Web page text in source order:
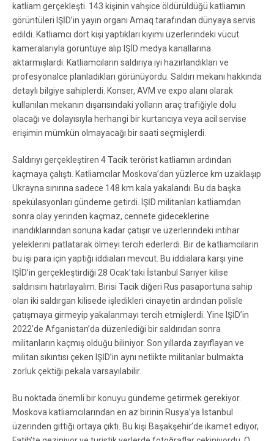
katliam gerçekleşti. 143 kişinin vahşice öldürüldüğü katliamın
görüntüleri IŞİD’in yayın organı Amaq tarafından dünyaya servis
edildi. Katliamcı dört kişi yaptıkları kıyımı üzerlerindeki vücut
kameralarıyla görüntüye alıp IŞİD medya kanallarına
aktarmışlardı. Katliamcıların saldırıya iyi hazırlandıkları ve
profesyonalce planladıkları görünüyordu. Saldırı mekanı hakkında
detaylı bilgiye sahiplerdi. Konser, AVM ve expo alanı olarak
kullanılan mekanın dışarısındaki yolların araç trafiğiyle dolu
olacağı ve dolayısıyla herhangi bir kurtarıcıya veya acil servise
erişimin mümkün olmayacağı bir saati seçmişlerdi.
Saldırıyı gerçekleştiren 4 Tacik terörist katliamın ardından
kaçmaya çalıştı. Katliamcılar Moskova’dan yüzlerce km uzaklaşıp
Ukrayna sınırına sadece 148 km kala yakalandı. Bu da başka
spekülasyonları gündeme getirdi. IŞİD militanları katliamdan
sonra olay yerinden kaçmaz, cennete gideceklerine
inandıklarından sonuna kadar çatışır ve üzerlerindeki intihar
yeleklerini patlatarak ölmeyi tercih ederlerdi. Bir de katliamcıların
bu işi para için yaptığı iddiaları mevcut. Bu iddialara karşı yine
IŞİD’in gerçekleştirdiği 28 Ocak’taki İstanbul Sarıyer kilise
saldırısını hatırlayalım. Birisi Tacik diğeri Rus pasaportuna sahip
olan iki saldırgan kilisede işledikleri cinayetin ardından polisle
çatışmaya girmeyip yakalanmayı tercih etmişlerdi. Yine IŞİD’in
2022’de Afganistan’da düzenlediği bir saldırıdan sonra
militanların kaçmış olduğu biliniyor. Son yıllarda zayıflayan ve
militan sıkıntısı çeken IŞİD’in aynı netlikte militanlar bulmakta
zorluk çektiği pekala varsayılabilir.
Bu noktada önemli bir konuyu gündeme getirmek gerekiyor.
Moskova katliamcılarından en az birinin Rusya’ya İstanbul
üzerinden gittiği ortaya çıktı. Bu kişi Başakşehir’de ikamet ediyor,